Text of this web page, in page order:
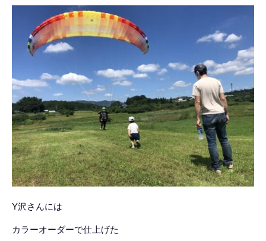
Y沢さんには
カラーオーダーで仕上げた